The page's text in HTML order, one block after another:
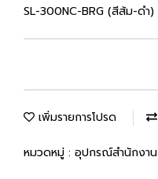
SL-300NC-BRG (สีส้ม-ดำ)
เพิ่มรายการโปรด
หมวดหมู่ : อุปกรณ์สำนักงาน